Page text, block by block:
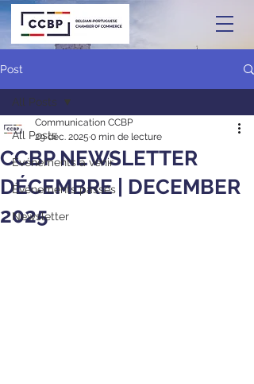
Post
All Posts
Événements à venir
Événements passés
Newsletter
All Posts
CCBP NEWSLETTER
DÉCEMBRE | DECEMBER
2025
Communication CCBP
29 déc. 2025 0 min de lecture